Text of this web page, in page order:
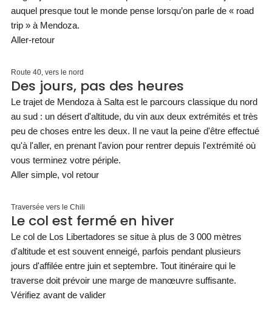
auquel presque tout le monde pense lorsqu’on parle de « road
trip » à Mendoza.
Aller-retour
Route 40, vers le nord
Des jours, pas des heures
Le trajet de Mendoza à Salta est le parcours classique du nord
au sud : un désert d'altitude, du vin aux deux extrémités et très
peu de choses entre les deux. Il ne vaut la peine d'être effectué
qu'à l'aller, en prenant l'avion pour rentrer depuis l'extrémité où
vous terminez votre périple.
Aller simple, vol retour
Traversée vers le Chili
Le col est fermé en hiver
Le col de Los Libertadores se situe à plus de 3 000 mètres
d'altitude et est souvent enneigé, parfois pendant plusieurs
jours d'affilée entre juin et septembre. Tout itinéraire qui le
traverse doit prévoir une marge de manœuvre suffisante.
Vérifiez avant de valider